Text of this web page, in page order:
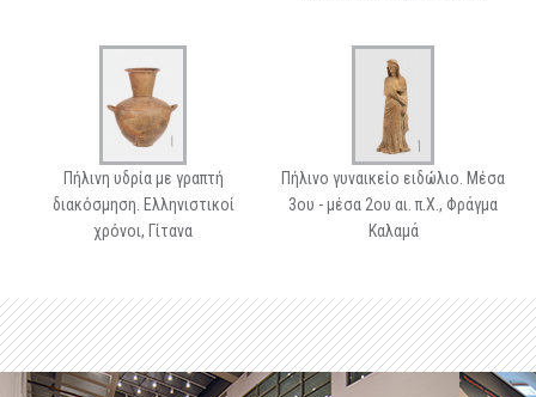
Πήλινη υδρία με γραπτή
διακόσμηση. Ελληνιστικοί
χρόνοι, Γίτανα
Πήλινο γυναικείο ειδώλιο. Μέσα
3ου - μέσα 2ου αι. π.Χ., Φράγμα
Καλαμά